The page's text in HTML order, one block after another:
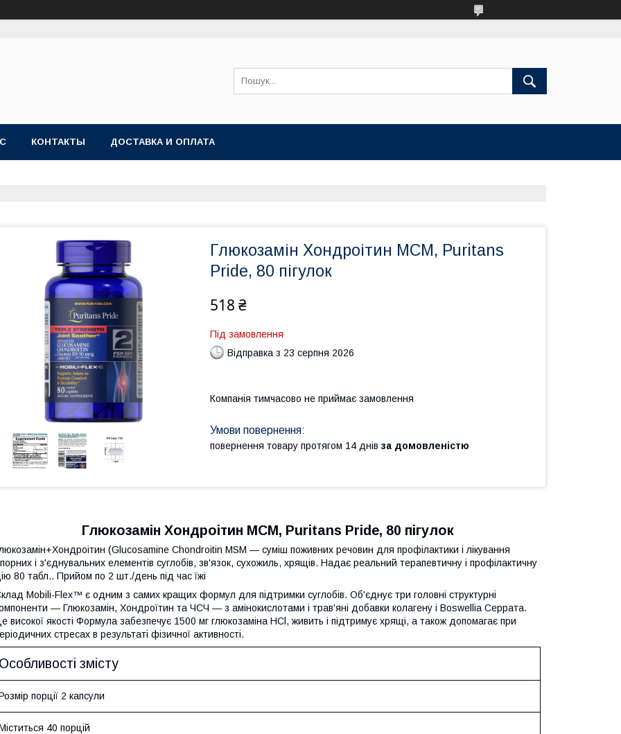
КОНТАКТЫ ДОСТАВКА И ОПЛАТА
Глюкозамін Хондроітин МСМ, Puritans
Pride, 80 пігулок
518 ₴
Під замовлення
Відправка з 23 серпня 2026
Компанія тимчасово не приймає замовлення
повернення товару протягом 14 днів за домовленістю
Глюкозамін Хондроітин МСМ, Puritans Pride, 80 пігулок
(Glucosamine Chondroitin MSM ― суміш поживних речовин для профілактики і лікування
і з'єднувальних елементів суглобів, зв'язок, сухожиль, хрящів. Надає реальний терапевтичну і профілактичну
80 табл.. Прийом по 2 шт./день під час їжі
Mobili-Flex™ є одним з самих кращих формул для підтримки суглобів. Об'єднує три головні структурні
― Глюкозамін, Хондроїтин та ЧСЧ ― з амінокислотами і трав'яні добавки колагену і Boswellia Серрата.
високої якості Формула забезпечує 1500 мг глюкозаміна HCl, живить і підтримує хрящі, а також допомагає при
стресах в результаті фізичної активності.
Особливості змісту
порції 2 капсули
40 порцій